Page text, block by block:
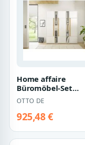
Home affaire
Büromöbel-Set
CiTY/GiRON, (Set, 5-
tlg)
OTTO DE
925,48 €